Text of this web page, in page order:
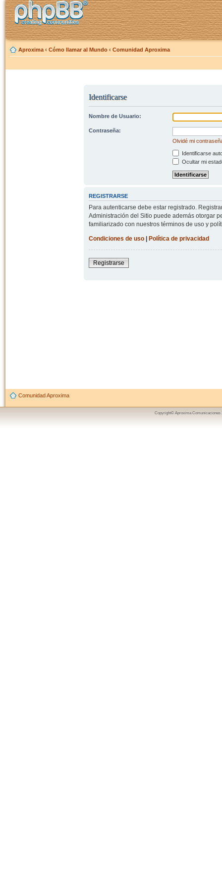
Aproxima ‹ Cómo llamar al Mundo ‹ Comunidad Aproxima
Identificarse
Nombre de Usuario:
Contraseña:
Olvidé mi
Identificarse
Ocultar mi
REGISTRARSE
Para autenticarse debe estar registrado.
Administración del Sitio puede además otorgar
familiarizado con nuestros términos de uso y
Condiciones de uso| Política de privacidad
Registrarse
Comunidad Aproxima
Copyright© Aproxima Comunicaciones